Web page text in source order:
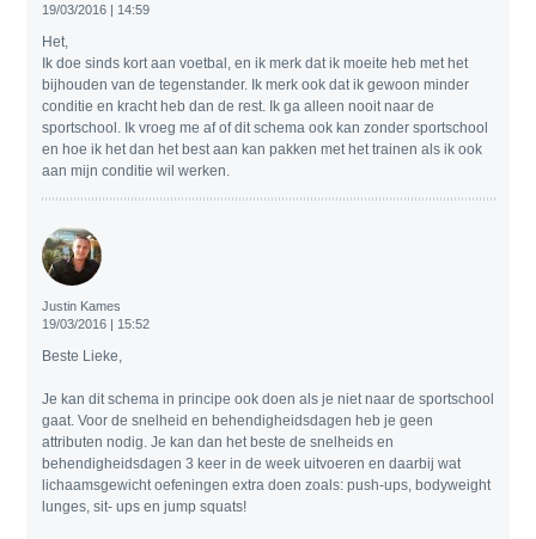
19/03/2016 | 14:59
Het,
Ik doe sinds kort aan voetbal, en ik merk dat ik moeite heb met het
bijhouden van de tegenstander. Ik merk ook dat ik gewoon minder
conditie en kracht heb dan de rest. Ik ga alleen nooit naar de
sportschool. Ik vroeg me af of dit schema ook kan zonder sportschool
en hoe ik het dan het best aan kan pakken met het trainen als ik ook
aan mijn conditie wil werken.
Justin Kames
19/03/2016 | 15:52
Beste Lieke,
Je kan dit schema in principe ook doen als je niet naar de sportschool
gaat. Voor de snelheid en behendigheidsdagen heb je geen
attributen nodig. Je kan dan het beste de snelheids en
behendigheidsdagen 3 keer in de week uitvoeren en daarbij wat
lichaamsgewicht oefeningen extra doen zoals: push-ups, bodyweight
lunges, sit- ups en jump squats!